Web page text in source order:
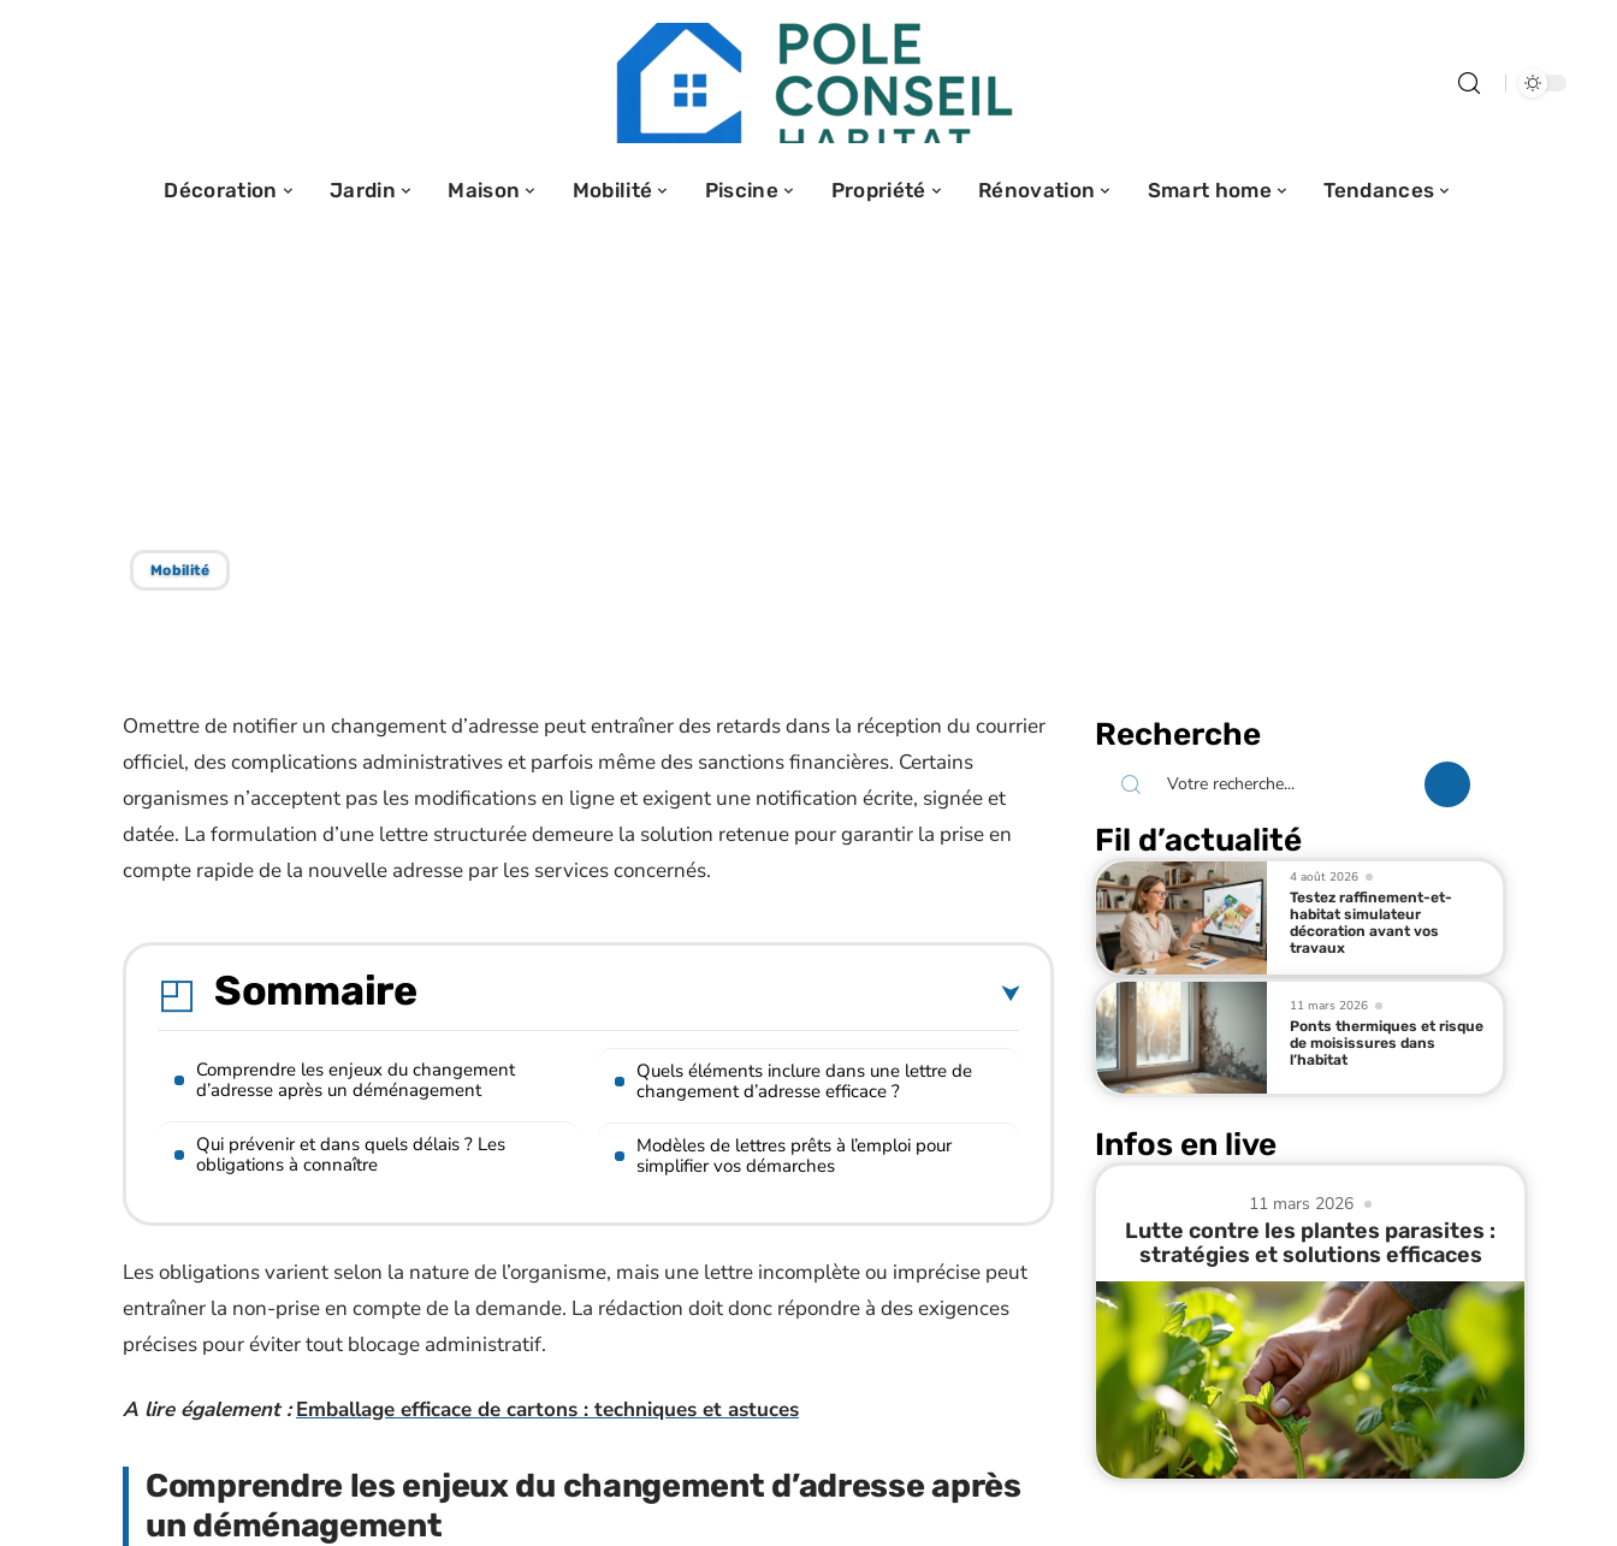
Décoration Jardin Maison Mobilité Piscine Propriété Rénovation Smart home Tendances
Mobilité
Omettre de notifier un changement d’adresse peut entraîner des retards dans la réception du courrier
officiel, des complications administratives et parfois même des sanctions financières. Certains
organismes n’acceptent pas les modifications en ligne et exigent une notification écrite, signée et
datée. La formulation d’une lettre structurée demeure la solution retenue pour garantir la prise en
compte rapide de la nouvelle adresse par les services concernés.
Sommaire
Comprendre les enjeux du changement
d’adresse après un déménagement
Qui prévenir et dans quels délais ? Les
obligations à connaître
Quels éléments inclure dans une lettre de
changement d’adresse efficace ?
Modèles de lettres prêts à l’emploi pour
simplifier vos démarches
Les obligations varient selon la nature de l’organisme, mais une lettre incomplète ou imprécise peut
entraîner la non-prise en compte de la demande. La rédaction doit donc répondre à des exigences
précises pour éviter tout blocage administratif.
A lire également : Emballage efficace de cartons : techniques et astuces
Comprendre les enjeux du changement d’adresse après
un déménagement
Recherche
Fil d’actualité
4 août 2026
Testez raffinement-et-
habitat simulateur
décoration avant vos
travaux
11 mars 2026
Ponts thermiques et risque
de moisissures dans
l’habitat
Infos en live
11 mars 2026
Lutte contre les plantes parasites :
stratégies et solutions efficaces